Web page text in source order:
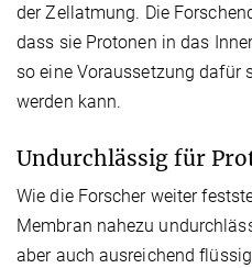
der Zellatmung. Die
dass sie Protonen in das
so eine Voraussetzung dafür
werden kann.
Undurchlässig für
Wie die Forscher weiter
Membran nahezu
aber auch ausreichend